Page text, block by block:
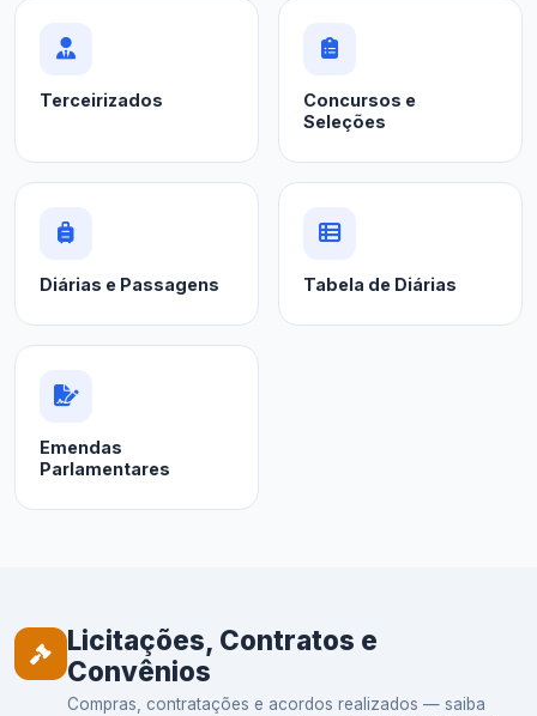
Terceirizados
Concursos e
Seleções
Diárias e Passagens Tabela de Diárias
Emendas
Parlamentares
Licitações, Contratos e
Convênios
Compras, contratações e acordos realizados — saiba